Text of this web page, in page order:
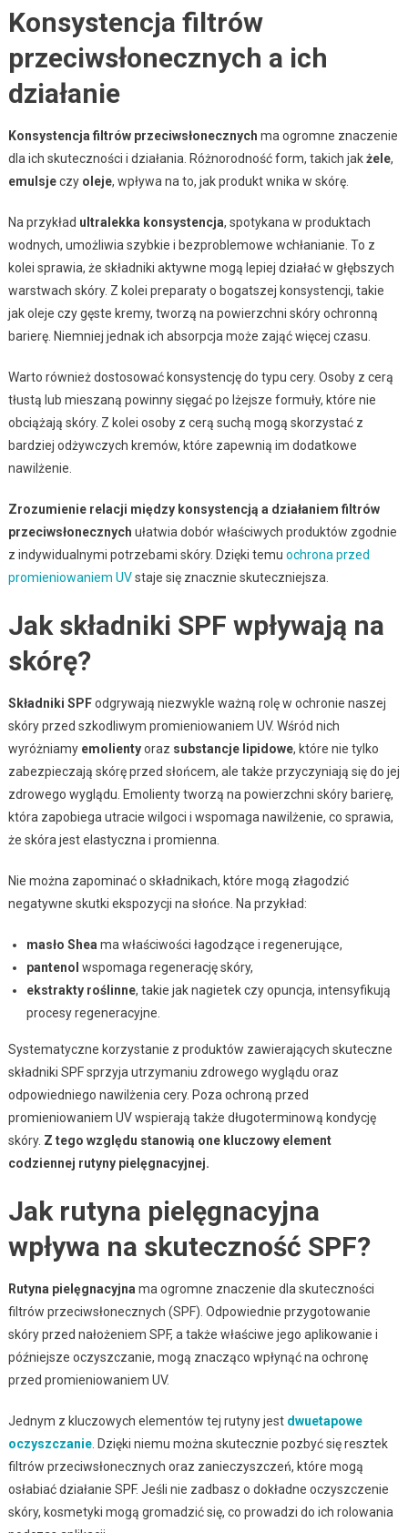
Konsystencja filtrów
przeciwsłonecznych a ich
działanie
Konsystencja filtrów przeciwsłonecznych ma ogromne znaczenie
dla ich skuteczności i działania. Różnorodność form, takich jakżele,
emulsjeczy oleje, wpływa na to, jak produkt wnika w skórę.
Na przykład ultralekka konsystencja, spotykana w produktach
wodnych, umożliwia szybkie i bezproblemowe wchłanianie. To z
kolei sprawia, że składniki aktywne mogą lepiej działać w głębszych
warstwach skóry. Z kolei preparaty o bogatszej konsystencji, takie
jak oleje czy gęste kremy, tworzą na powierzchni skóry ochronną
barierę. Niemniej jednak ich absorpcja może zająć więcej czasu.
Warto również dostosować konsystencję do typu cery. Osoby z cerą
tłustą lub mieszaną powinny sięgać po lżejsze formuły, które nie
obciążają skóry. Z kolei osoby z cerą suchą mogą skorzystać z
bardziej odżywczych kremów, które zapewnią im dodatkowe
nawilżenie.
Zrozumienie relacji między konsystencją a działaniem filtrów
przeciwsłonecznych ułatwia dobór właściwych produktów zgodnie
z indywidualnymi potrzebami skóry. Dzięki temu ochrona przed
promieniowaniem UVstaje się znacznie skuteczniejsza.
Jak składniki SPF wpływają na
skórę?
Składniki SPFodgrywają niezwykle ważną rolę w ochronie naszej
skóry przed szkodliwym promieniowaniem UV. Wśród nich
wyróżniamy emolientyoraz substancje lipidowe, które nie tylko
zabezpieczają skórę przed słońcem, ale także przyczyniają się do jej
zdrowego wyglądu. Emolienty tworzą na powierzchni skóry barierę,
która zapobiega utracie wilgoci i wspomaga nawilżenie, co sprawia,
że skóra jest elastyczna i promienna.
Nie można zapominać o składnikach, które mogą złagodzić
negatywne skutki ekspozycji na słońce. Na przykład:
masło Sheama właściwości łagodzące i regenerujące,
pantenol wspomaga regenerację skóry,
ekstrakty roślinne, takie jak nagietek czy opuncja, intensyfikują
procesy regeneracyjne.
Systematyczne korzystanie z produktów zawierających skuteczne
składniki SPF sprzyja utrzymaniu zdrowego wyglądu oraz
odpowiedniego nawilżenia cery. Poza ochroną przed
promieniowaniem UV wspierają także długoterminową kondycję
skóry. Z tego względu stanowią one kluczowy element
codziennej rutyny pielęgnacyjnej.
Jak rutyna pielęgnacyjna
wpływa na skuteczność SPF?
Rutyna pielęgnacyjnama ogromne znaczenie dla skuteczności
filtrów przeciwsłonecznych (SPF). Odpowiednie przygotowanie
skóry przed nałożeniem SPF, a także właściwe jego aplikowanie i
późniejsze oczyszczanie, mogą znacząco wpłynąć na ochronę
przed promieniowaniem UV.
Jednym z kluczowych elementów tej rutyny jest dwuetapowe
oczyszczanie. Dzięki niemu można skutecznie pozbyć się resztek
filtrów przeciwsłonecznych oraz zanieczyszczeń, które mogą
osłabiać działanie SPF. Jeśli nie zadbasz o dokładne oczyszczenie
skóry, kosmetyki mogą gromadzić się, co prowadzi do ich rolowania